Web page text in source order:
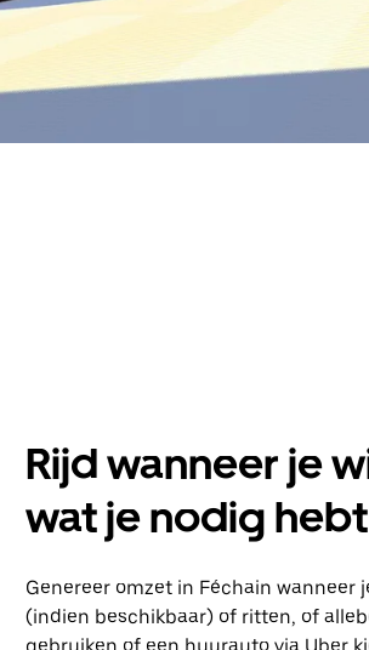
Rijd wanneer je
wat je nodig
Genereer omzet in Féchain wanneer
(indien beschikbaar) of ritten, of